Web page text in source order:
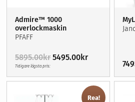
Admire™ 1000
overlockmaskin
PFAFF
5895.00krDet
priset
5895.00kr.
5495.00krDet
nuvarande
priset
är:
5495.00kr.
Tidigare lägsta pris:
Rea!